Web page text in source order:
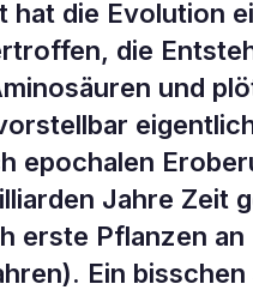
hat die Evolution
die
und
epochalen
Jahre Zeit
erste Pflanzen
Ein